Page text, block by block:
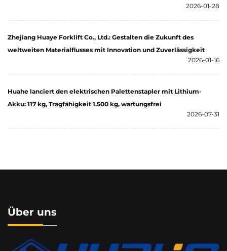
2026-01-28
Zhejiang Huaye Forklift Co., Ltd.: Gestalten die Zukunft des
weltweiten Materialflusses mit Innovation und Zuverlässigkeit
2026-01-16
Huahe lanciert den elektrischen Palettenstapler mit Lithium-
Akku: 117 kg, Tragfähigkeit 1.500 kg, wartungsfrei
2026-07-31
Über uns